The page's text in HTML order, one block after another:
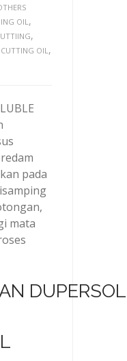
OIL,
,
OIL,
pada
mata
DUPERSOL